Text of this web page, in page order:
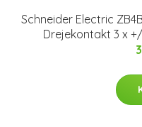
Schneider Electric
Drejekontakt 3 x